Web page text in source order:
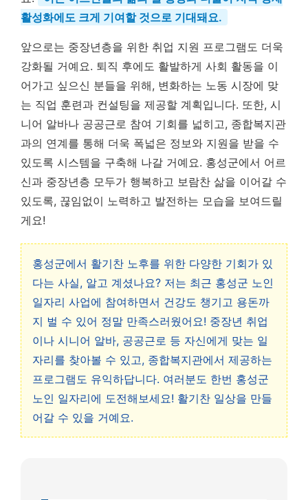
활성화에도 크게 기여할 것으로 기대돼요.
앞으로는 중장년층을 위한 취업 지원 프로그램도 더욱
강화될 거예요. 퇴직 후에도 활발하게 사회 활동을 이
어가고 싶으신 분들을 위해, 변화하는 노동 시장에 맞
는 직업 훈련과 컨설팅을 제공할 계획입니다. 또한, 시
니어 알바나 공공근로 참여 기회를 넓히고, 종합복지관
과의 연계를 통해 더욱 폭넓은 정보와 지원을 받을 수
있도록 시스템을 구축해 나갈 거예요. 홍성군에서 어르
신과 중장년층 모두가 행복하고 보람찬 삶을 이어갈 수
있도록, 끊임없이 노력하고 발전하는 모습을 보여드릴
게요!
홍성군에서 활기찬 노후를 위한 다양한 기회가 있
다는 사실, 알고 계셨나요? 저는 최근 홍성군 노인
일자리 사업에 참여하면서 건강도 챙기고 용돈까
지 벌 수 있어 정말 만족스러웠어요! 중장년 취업
이나 시니어 알바, 공공근로 등 자신에게 맞는 일
자리를 찾아볼 수 있고, 종합복지관에서 제공하는
프로그램도 유익하답니다. 여러분도 한번 홍성군
노인 일자리에 도전해보세요! 활기찬 일상을 만들
어갈 수 있을 거예요.